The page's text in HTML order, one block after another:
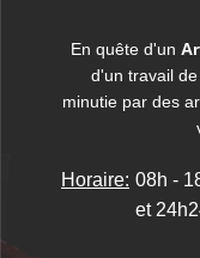
En quête d'un
d'un travail
minutie par des
Horaire: 08h -
et